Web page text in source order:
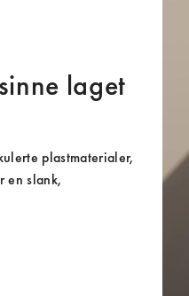
laget
plastmaterialer,
en slank,